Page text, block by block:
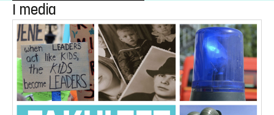
I media